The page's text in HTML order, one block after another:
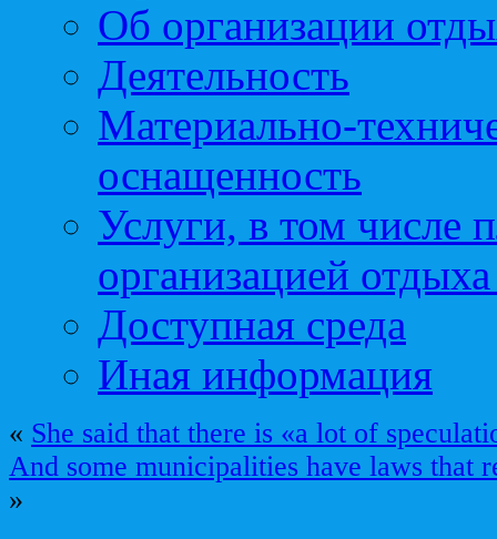
Об организации
Деятельность
Материально-
оснащенность
Услуги, в том числе
организацией
Доступная среда
Иная информация
« She said that there is «a lot of
And some municipalities have laws that
»